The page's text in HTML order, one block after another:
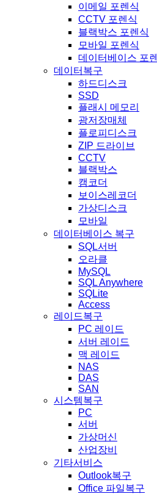
이메일 포렌식
CCTV 포렌식
블랙박스 포렌식
모바일 포렌식
데이터베이스 포
데이터복구
하드디스크
SSD
플래시 메모리
광저장매체
플로피디스크
ZIP 드라이브
CCTV
블랙박스
캠코더
보이스레코더
가상디스크
모바일
데이터베이스 복구
SQL서버
오라클
MySQL
SQL Anywhere
SQLite
Access
레이드복구
PC 레이드
서버 레이드
맥 레이드
NAS
DAS
SAN
시스템복구
PC
서버
가상머신
산업장비
기타서비스
Outlook복구
Office 파일복구